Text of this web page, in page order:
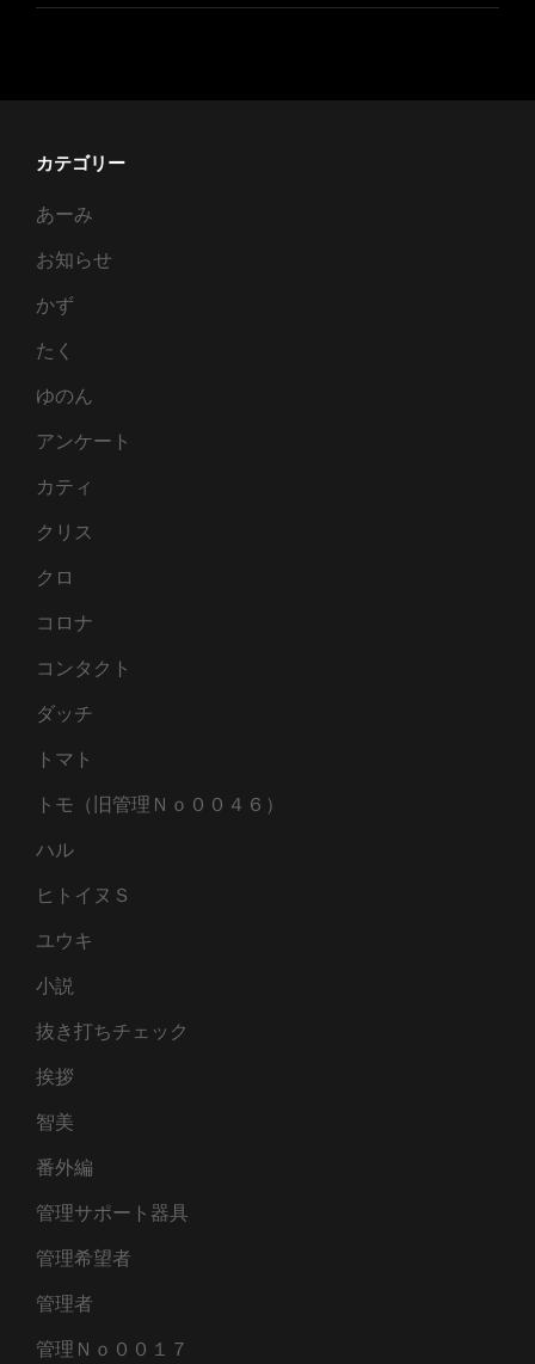
ナ
カテゴリー
あーみ
お知らせ
かず
たく
ゆのん
アンケート
カティ
クリス
クロ
コロナ
コンタクト
ダッチ
トマト
トモ（旧管理Ｎｏ００４６）
ハル
ヒトイヌＳ
ユウキ
小説
抜き打ちチェック
挨拶
智美
番外編
管理サポート器具
管理希望者
管理者
管理Ｎｏ００１７